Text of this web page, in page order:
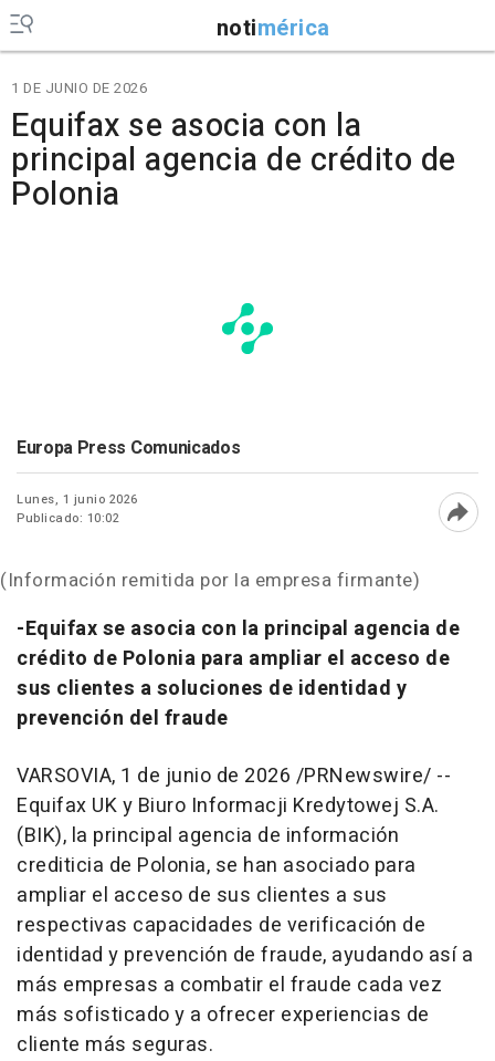
notimérica
1 DE JUNIO DE 2026
Equifax se asocia con la
principal agencia de crédito de
Polonia
Europa Press Comunicados
Lunes, 1 junio 2026
Publicado: 10:02
(Información remitida por la empresa firmante)
-Equifax se asocia con la principal agencia de
crédito de Polonia para ampliar el acceso de
sus clientes a soluciones de identidad y
prevención del fraude
VARSOVIA, 1 de junio de 2026 /PRNewswire/ --
Equifax UK y Biuro Informacji Kredytowej S.A.
(BIK), la principal agencia de información
crediticia de Polonia, se han asociado para
ampliar el acceso de sus clientes a sus
respectivas capacidades de verificación de
identidad y prevención de fraude, ayudando así a
más empresas a combatir el fraude cada vez
más sofisticado y a ofrecer experiencias de
cliente más seguras.